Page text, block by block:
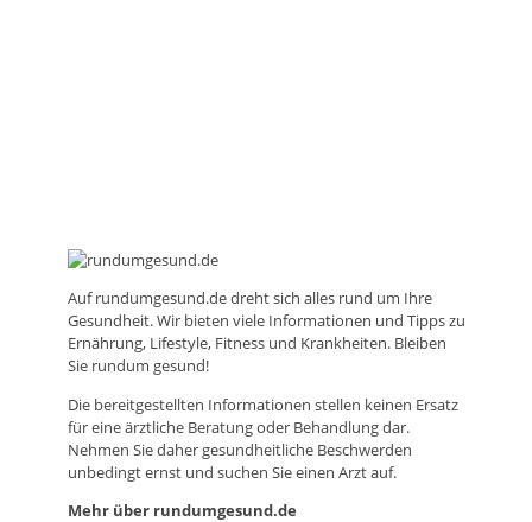
Aufrundumgesund.dedreht sich alles rund um Ihre
Gesundheit. Wir bieten viele Informationen und Tipps zu
Ernährung, Lifestyle, Fitness und Krankheiten. Bleiben
Sie rundum gesund!
Die bereitgestellten Informationen stellen keinen Ersatz
für eine ärztliche Beratung oder Behandlung dar.
Nehmen Sie daher gesundheitliche Beschwerden
unbedingt ernst und suchen Sie einen Arzt auf.
Mehr über rundumgesund.de